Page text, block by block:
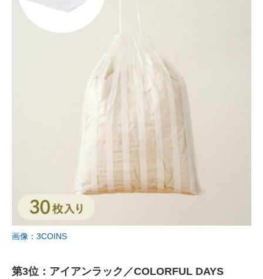
画像：3COINS
第3位：アイアンラック／COLORFUL DAYS